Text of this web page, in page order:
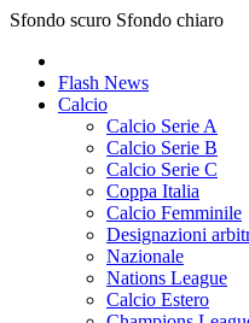
Sfondo scuro Sfondo chiaro
Flash News
Calcio
Calcio Serie A
Calcio Serie B
Calcio Serie C
Coppa Italia
Calcio Femminile
Designazioni
Nazionale
Nations League
Calcio Estero